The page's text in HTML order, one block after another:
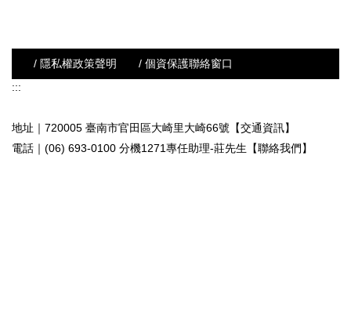
/ 隱私權政策聲明
/ 個資保護聯絡窗口
:::
地址｜720005 臺南市官田區大崎里大崎66號【交通資訊】
電話｜(06) 693-0100 分機1271專任助理-莊先生 【聯絡我們】